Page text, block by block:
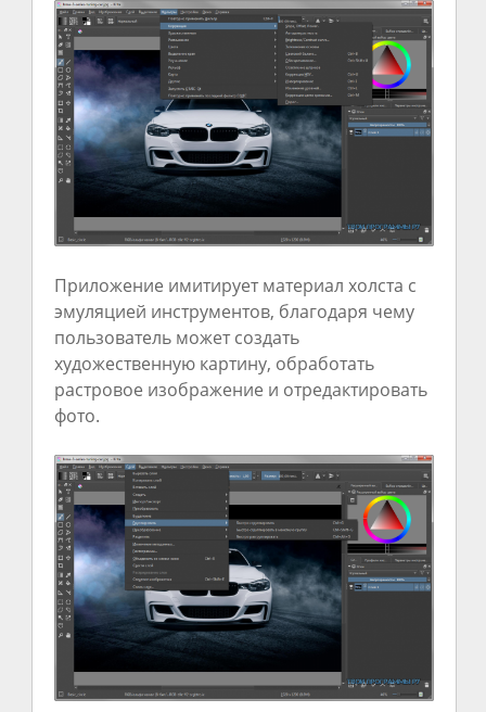
Приложение имитирует материал холста с
эмуляцией инструментов, благодаря чему
пользователь может создать
художественную картину, обработать
растровое изображение и отредактировать
фото.